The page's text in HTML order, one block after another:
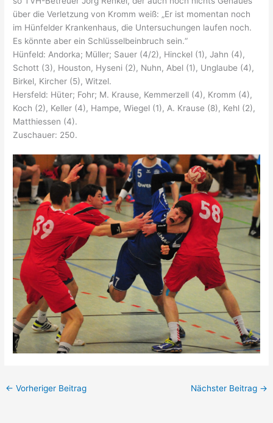
über die Verletzung von Kromm weiß: „Er ist momentan noch
im Hünfelder Krankenhaus, die Untersuchungen laufen noch.
Es könnte aber ein Schlüsselbeinbruch sein.“
Hünfeld: Andorka; Müller; Sauer (4/2), Hinckel (1), Jahn (4),
Schott (3), Houston, Hyseni (2), Nuhn, Abel (1), Unglaube (4),
Birkel, Kircher (5), Witzel.
Hersfeld: Hüter; Fohr; M. Krause, Kemmerzell (4), Kromm (4),
Koch (2), Keller (4), Hampe, Wiegel (1), A. Krause (8), Kehl (2),
Matthiessen (4).
Zuschauer: 250.
← Vorheriger Beitrag Nächster Beitrag →